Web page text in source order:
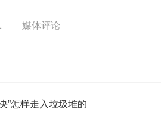
媒体评论
”怎样走入垃圾堆的